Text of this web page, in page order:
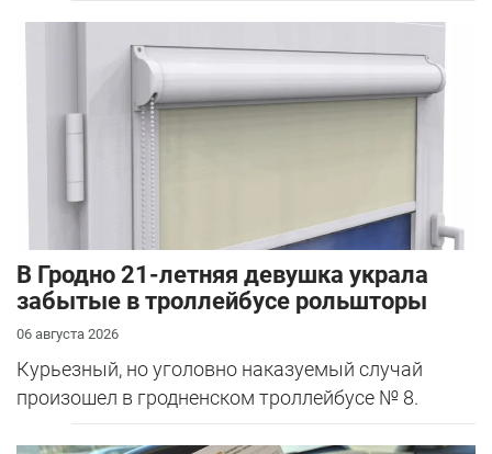
В Гродно 21-летняя девушка украла
забытые в троллейбусе рольшторы
06 августа 2026
Курьезный, но уголовно наказуемый случай
произошел в гродненском троллейбусе № 8.